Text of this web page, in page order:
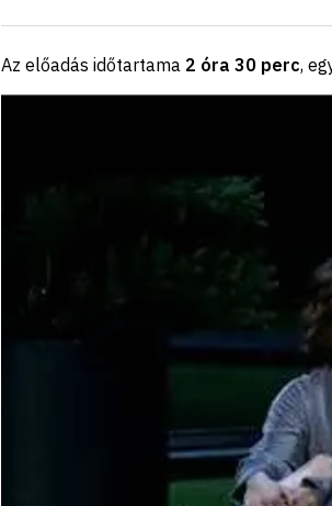
Az előadás időtartama 2 óra 30 perc,